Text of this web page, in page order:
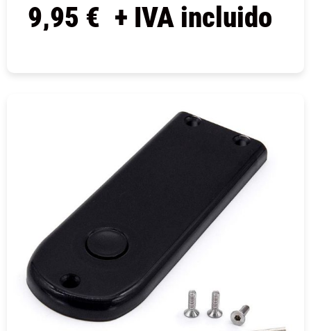
9,95 € + IVA incluido